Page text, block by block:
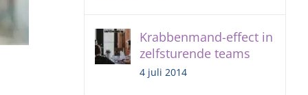
Krabbenmand-effect in
zelfsturende teams
4 juli 2014